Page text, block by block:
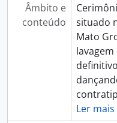
Âmbito e
conteúdo
situado
Mato
Ler mais